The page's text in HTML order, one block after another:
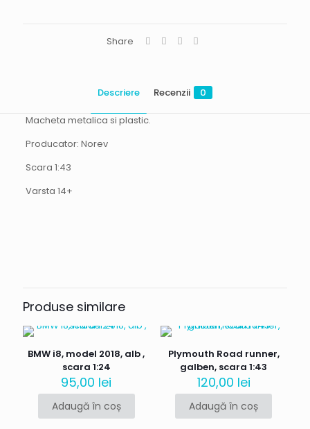
Share
Descriere Recenzii 0
Macheta metalica si plastic.
Producator: Norev
Scara 1:43
Varsta 14+
pentru „Dacia Duster Police, alb,
scara 1:43”
Adresa ta de email nu va fi publicată.
sunt marcate cu *
Evaluarea ta*
Produse similare
BMW i8, model 2018, alb ,
scara 1:24
95,00 lei
Adaugă în coș
Plymouth Road runner,
galben, scara 1:43
120,00 lei
Adaugă în coș